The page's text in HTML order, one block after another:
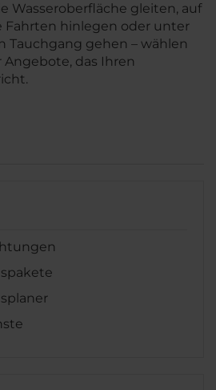
Wasseroberfläche gleiten, auf
Fahrten hinlegen oder unter
Tauchgang gehen – wählen
Angebote, das Ihren